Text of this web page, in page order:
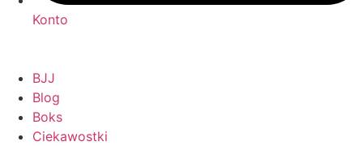
Konto
BJJ
Blog
Boks
Ciekawostki